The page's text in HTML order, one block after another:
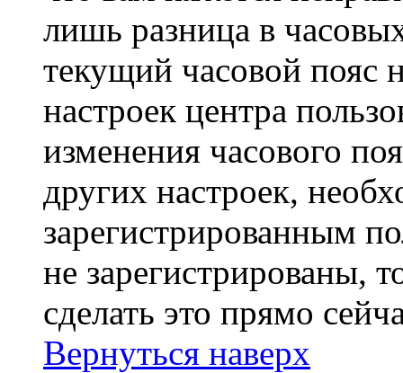
лишь разница в
текущий часовой пояс
настроек центра
изменения часового
других настроек,
зарегистрированным
не зарегистрированы,
сделать это прямо
Вернуться наверх